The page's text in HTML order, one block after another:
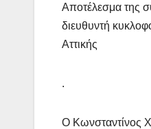
Αποτέλεσμα της
διευθυντή
Αττικής
.
Ο Κωνσταντίνος